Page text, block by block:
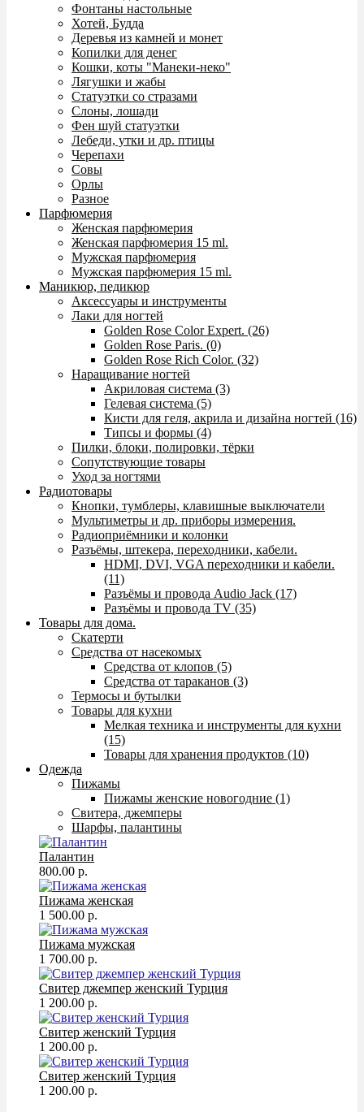
Фонтаны настольные
Хотей, Будда
Деревья из камней и монет
Копилки для денег
Кошки, коты "Манеки-неко"
Лягушки и жабы
Статуэтки со стразами
Слоны, лошади
Фен шуй статуэтки
Лебеди, утки и др. птицы
Черепахи
Совы
Орлы
Разное
Парфюмерия
Женская парфюмерия
Женская парфюмерия 15 ml.
Мужская парфюмерия
Мужская парфюмерия 15 ml.
Маникюр, педикюр
Аксессуары и инструменты
Лаки для ногтей
Golden Rose Color Expert. (26)
Golden Rose Paris. (0)
Golden Rose Rich Color. (32)
Наращивание ногтей
Акриловая система (3)
Гелевая система (5)
Кисти для геля, акрила и дизайна ногтей (16)
Типсы и формы (4)
Пилки, блоки, полировки, тёрки
Сопутствующие товары
Уход за ногтями
Радиотовары
Кнопки, тумблеры, клавишные выключатели
Мультиметры и др. приборы измерения.
Радиоприёмники и колонки
Разъёмы, штекера, переходники, кабели.
HDMI, DVI, VGA переходники и кабели.
(11)
Разъёмы и провода Audio Jack (17)
Разъёмы и провода TV (35)
Товары для дома.
Скатерти
Средства от насекомых
Средства от клопов (5)
Средства от тараканов (3)
Термосы и бутылки
Товары для кухни
Мелкая техника и инструменты для кухни
(15)
Товары для хранения продуктов (10)
Одежда
Пижамы
Пижамы женские новогодние (1)
Свитера, джемперы
Шарфы, палантины
Палантин
800.00 р.
Пижама женская
1 500.00 р.
Пижама мужская
1 700.00 р.
Свитер джемпер женский Турция
1 200.00 р.
Свитер женский Турция
1 200.00 р.
Свитер женский Турция
1 200.00 р.